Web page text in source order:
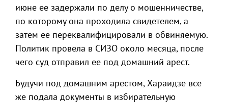
июне ее задержали по делу о мошенничестве,
по которому она проходила свидетелем, а
затем ее переквалифицировали в обвиняемую.
Политик провела в СИЗО около месяца, после
чего суд отправил ее под домашний арест.
Будучи под домашним арестом, Хараидзе все
же подала документы в избирательную